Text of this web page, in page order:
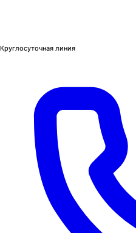
Круглосуточная линия